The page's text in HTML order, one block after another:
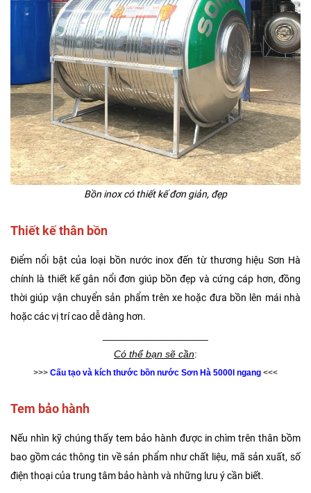
Bồn inox có thiết kế đơn giản, đẹp
Thiết kế thân bồn
Điểm nổi bật của loại bồn nước inox đến từ thương hiệu Sơn Hà
chính là thiết kế gân nổi đơn giúp bồn đẹp và cứng cáp hơn, đồng
thời giúp vận chuyển sản phẩm trên xe hoặc đưa bồn lên mái nhà
hoặc các vị trí cao dễ dàng hơn.
Có thể bạn sẽ cần:
>>> Cấu tạo và kích thước bồn nước Sơn Hà 5000l ngang <<<
Tem bảo hành
Nếu nhìn kỹ chúng thấy tem bảo hành được in chìm trên thân bồm
bao gồm các thông tin về sản phẩm như chất liệu, mã sản xuất, số
điện thoại của trung tâm bảo hành và những lưu ý cần biết.